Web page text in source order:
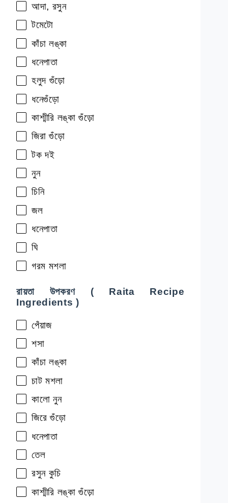
আদা, রসুন
টমেটো
কাঁচা লঙ্কা
ধনেপাতা
হলুদ গুঁড়ো
ধনেগুঁড়ো
কাশ্মীরি লঙ্কা গুঁড়ো
জিরা গুঁড়ো
টক দই
নুন
চিনি
জল
ধনেপাতা
ঘি
গরম মশলা
রায়তা উপকরণ ( Raita Recipe
Ingredients )
পেঁয়াজ
শসা
কাঁচা লঙ্কা
চাট মশলা
কালো নুন
জিরে গুঁড়ো
ধনেপাতা
তেল
রসুন কুচি
কাশ্মীরি লঙ্কা গুঁড়ো